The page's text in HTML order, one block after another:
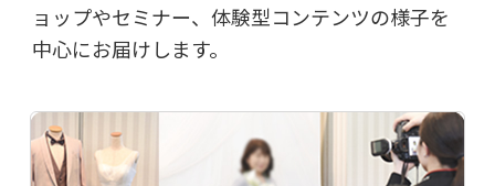
ョップやセミナー、体験型コンテンツの様子を
中心にお届けします。